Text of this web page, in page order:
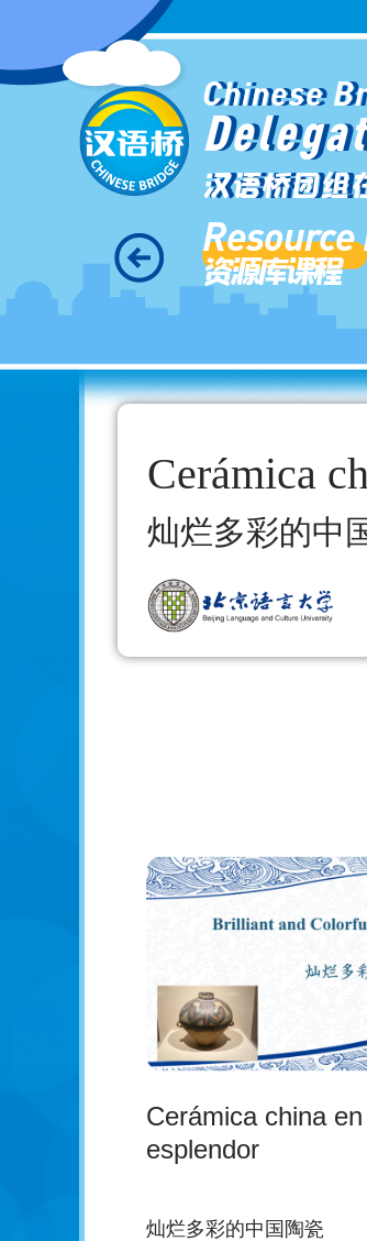
Chinese
汉语桥团组
Resource
资源库课程
Cerámica
灿烂多彩的中
Cerámica china
esplendor
灿烂多彩的中国陶瓷